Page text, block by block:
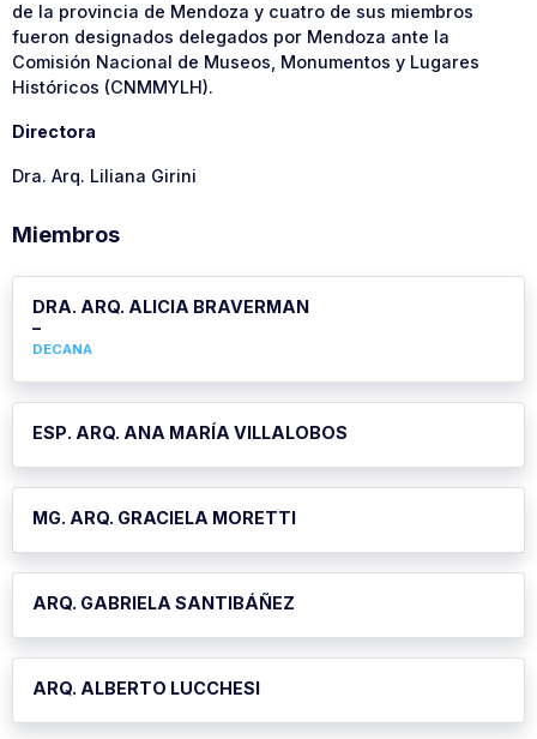
de la provincia de Mendoza y cuatro de sus miembros
fueron designados delegados por Mendoza ante la
Comisión Nacional de Museos, Monumentos y Lugares
Históricos (CNMMYLH).
Directora
Dra. Arq. Liliana Girini
Miembros
DRA. ARQ. ALICIA BRAVERMAN
–
DECANA
ESP. ARQ. ANA MARÍA VILLALOBOS
MG. ARQ. GRACIELA MORETTI
ARQ. GABRIELA SANTIBÁÑEZ
ARQ. ALBERTO LUCCHESI